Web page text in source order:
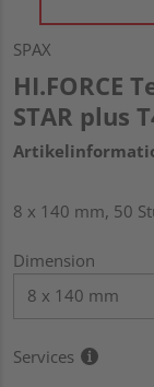
SPAX
HI.FORCE
STAR plus
8 x 140 mm, 50
Dimension
Services